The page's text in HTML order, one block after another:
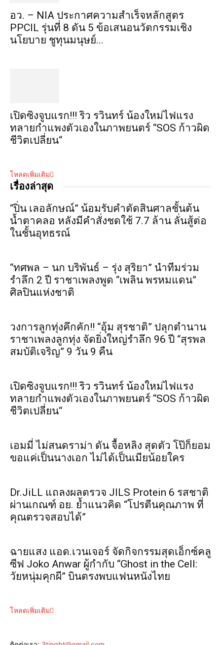
อว. – NIA ประกาศความสำเร็จหลักสูตร
PPCIL รุ่นที่ 8 ดัน 5 ข้อเสนอนวัตกรรมเชิง
นโยบาย ชูทุนมนุษย์...
เปิดซิงจูบแรก!!! ริว รวินทร์ น้องใหม่ไฟแรง
ทลายกำแพงตัวเองในภาพยนตร์ “SOS ก้าวผิด
ชีวิตเปลี่ยน“
โหลดเพิ่มเติม
เรื่องล่าสุด
“ปิ่น เลอลักษณ์” น้อมรับคำตัดสินศาลชั้นต้น
น้ำตาคลอ หลังมีคำสั่งชดใช้ 7.7 ล้าน ลั่นสู้ต่อ
ในชั้นอุทธรณ์
“ทศพล – นก บริพันธ์ – รุ่ง สุริยา” นำทีมร่วม
รำลึก 2 ปี ราชาเพลงพูด “เพลิน พรหมแดน”
ศิลปินแห่งชาติ
วงการลูกทุ่งคึกคัก!! “อุ้ม สุรชาติ” ปลุกตำนาน
ราชาเพลงลูกทุ่ง จัดยิ่งใหญ่รำลึก 96 ปี “สุรพล
สมบัติเจริญ” 9 วัน 9 คืน
เปิดซิงจูบแรก!!! ริว รวินทร์ น้องใหม่ไฟแรง
ทลายกำแพงตัวเองในภาพยนตร์ “SOS ก้าวผิด
ชีวิตเปลี่ยน“
เอมมี่ ไม่สนดราม่า ดัน จื้อหลิง สุดตัว โป๊ก็ยอม
ขอแค่เป็นนางเอก ไม่ได้เป็นเมียน้อยใคร
Dr.JiLL แถลงผลตรวจ JILS Protein 6 รสชาติ
ผ่านเกณฑ์ อย. ย้ำแนวคิด “โปรตีนคุณภาพ ที่
คุณตรวจสอบได้”
ฉายแสง แอด.เวนเจอร์ จัดกิจกรรมสุดเอ็กซ์คลู
ซีฟ Joko Anwar ผู้กำกับ “Ghost in the Cell:
วัยหนุ่มคุกผี” บินตรงพบแฟนหนังไทย
โหลดเพิ่มเติม